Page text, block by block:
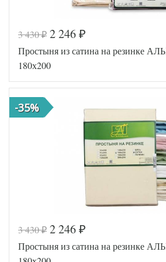
Код товара
576-632
Артикул
AL200092
Размер
простыни
180х200
Производитель
АльВиТек
(Россия)
Код товара
516-653
Артикул
AL460704
3 430₽ 2 246 ₽
Простыня из сатина на резинке
180х200
-35%
3 430₽ 2 246 ₽
Простыня из сатина на резинке